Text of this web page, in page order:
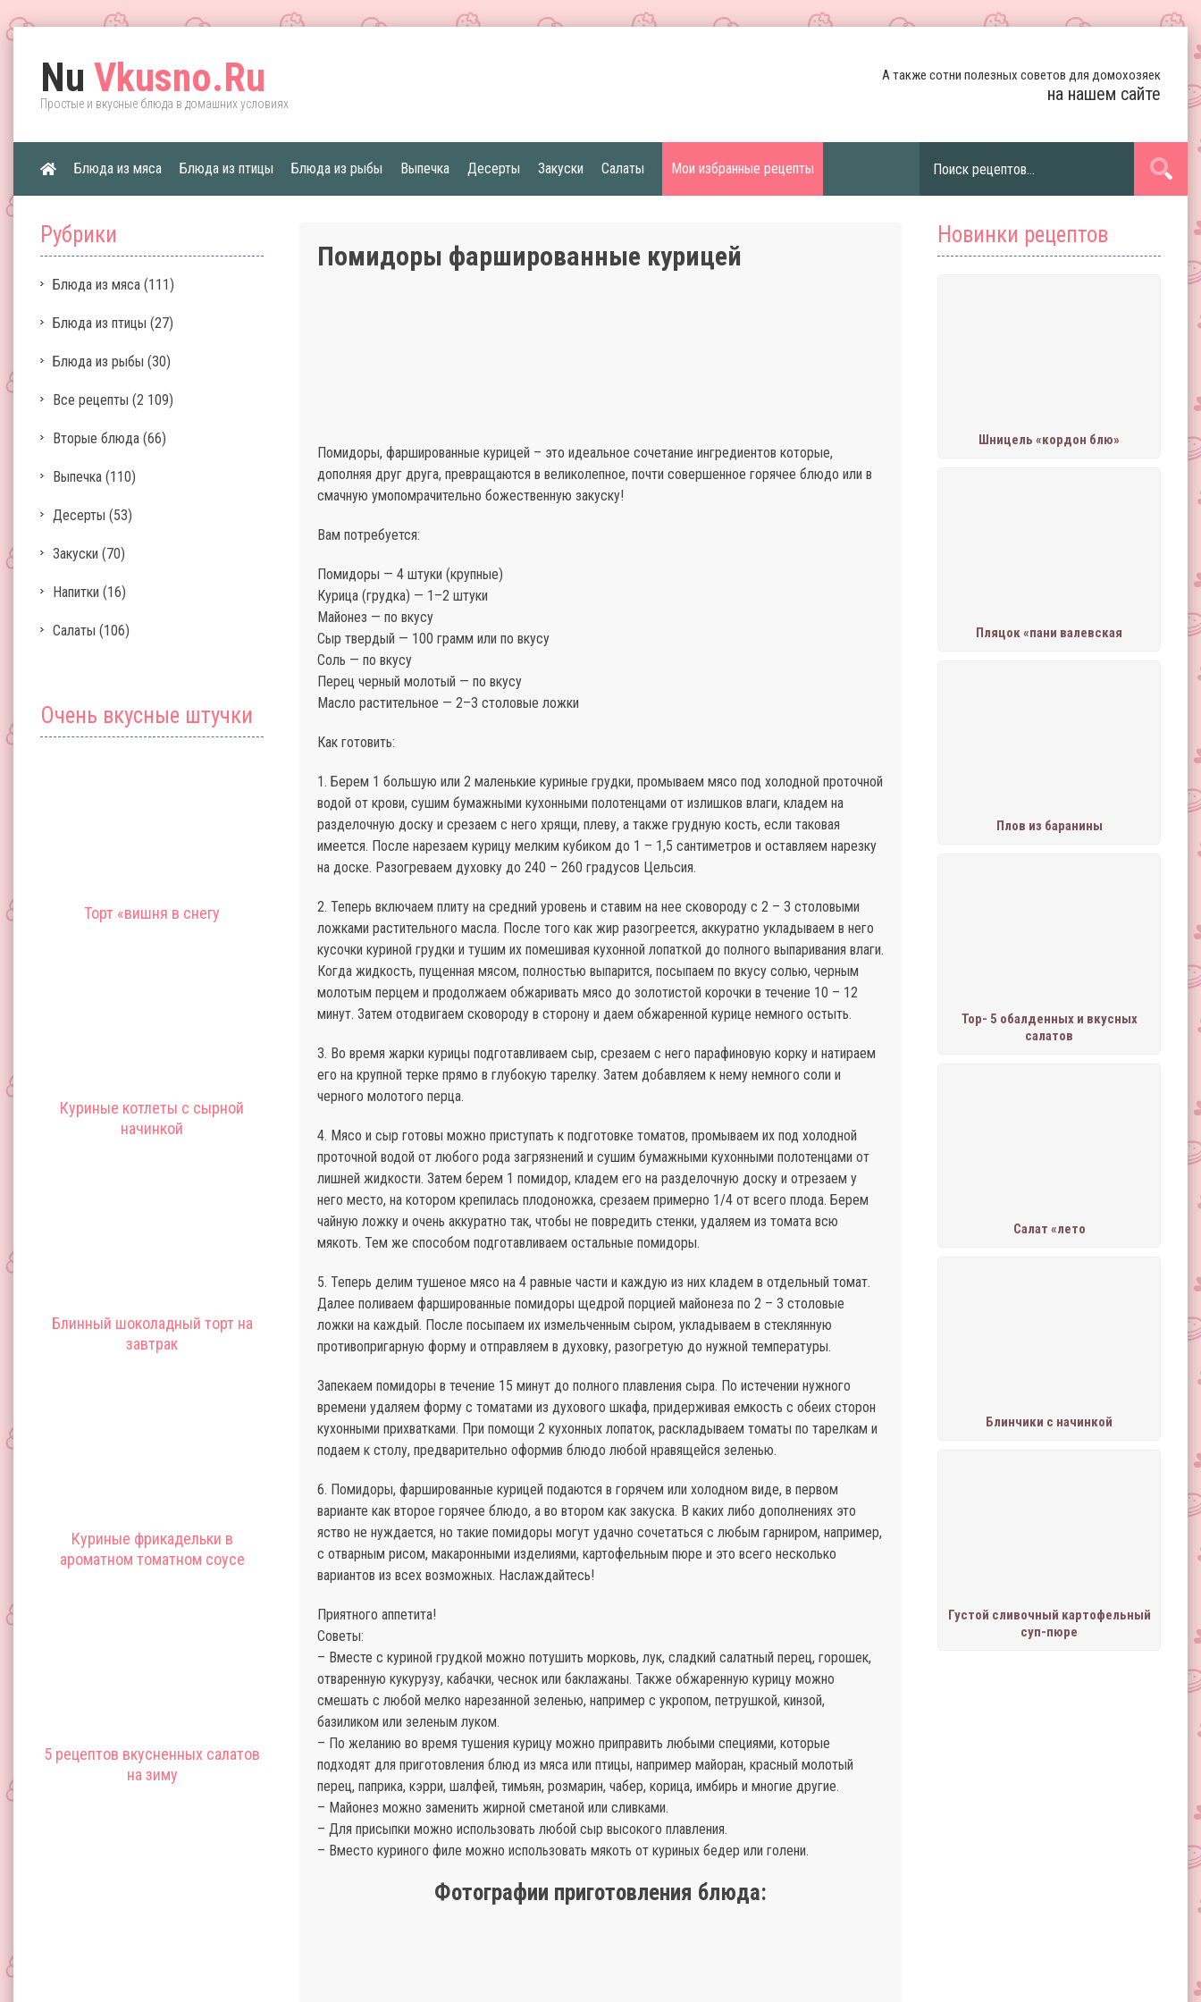
Nu Vkusno.Ru
Простые и вкусные блюда в домашних условиях
А также сотни полезных советов для домохозяек
на нашем сайте
Блюда из мяса Блюда из птицы Блюда из рыбы Выпечка Десерты Закуски Салаты Мои избранные рецепты
Рубрики
Блюда из мяса (111)
Блюда из птицы (27)
Блюда из рыбы (30)
Все рецепты (2 109)
Вторые блюда (66)
Выпечка (110)
Десерты (53)
Закуски (70)
Напитки (16)
Салаты (106)
Очень вкусные штучки
Торт «вишня в снегу
Куриные котлеты с сырной
начинкой
Блинный шоколадный торт на
завтрак
Куриные фрикадельки в
ароматном томатном соусе
5 рецептов вкусненных салатов
на зиму
Новинки рецептов
Шницель «кордон блю»
Пляцок «пани валевская
Плов из баранины
Тор- 5 обалденных и вкусных
салатов
Салат «лето
Блинчики с начинкой
Густой сливочный картофельный
суп-пюре
Помидоры фаршированные курицей
Помидоры, фаршированные курицей – это идеальное сочетание ингредиентов которые,
дополняя друг друга, превращаются в великолепное, почти совершенное горячее блюдо или в
смачную умопомрачительно божественную закуску!
Вам потребуется:
Помидоры — 4 штуки (крупные)
Курица (грудка) — 1–2 штуки
Майонез — по вкусу
Сыр твердый — 100 грамм или по вкусу
Соль — по вкусу
Перец черный молотый — по вкусу
Масло растительное — 2–3 столовые ложки
Как готовить:
1. Берем 1 большую или 2 маленькие куриные грудки, промываем мясо под холодной проточной
водой от крови, сушим бумажными кухонными полотенцами от излишков влаги, кладем на
разделочную доску и срезаем с него хрящи, плеву, а также грудную кость, если таковая
имеется. После нарезаем курицу мелким кубиком до 1 – 1,5 сантиметров и оставляем нарезку
на доске. Разогреваем духовку до 240 – 260 градусов Цельсия.
2. Теперь включаем плиту на средний уровень и ставим на нее сковороду с 2 – 3 столовыми
ложками растительного масла. После того как жир разогреется, аккуратно укладываем в него
кусочки куриной грудки и тушим их помешивая кухонной лопаткой до полного выпаривания влаги.
Когда жидкость, пущенная мясом, полностью выпарится, посыпаем по вкусу солью, черным
молотым перцем и продолжаем обжаривать мясо до золотистой корочки в течение 10 – 12
минут. Затем отодвигаем сковороду в сторону и даем обжаренной курице немного остыть.
3. Во время жарки курицы подготавливаем сыр, срезаем с него парафиновую корку и натираем
его на крупной терке прямо в глубокую тарелку. Затем добавляем к нему немного соли и
черного молотого перца.
4. Мясо и сыр готовы можно приступать к подготовке томатов, промываем их под холодной
проточной водой от любого рода загрязнений и сушим бумажными кухонными полотенцами от
лишней жидкости. Затем берем 1 помидор, кладем его на разделочную доску и отрезаем у
него место, на котором крепилась плодоножка, срезаем примерно 1/4 от всего плода. Берем
чайную ложку и очень аккуратно так, чтобы не повредить стенки, удаляем из томата всю
мякоть. Тем же способом подготавливаем остальные помидоры.
5. Теперь делим тушеное мясо на 4 равные части и каждую из них кладем в отдельный томат.
Далее поливаем фаршированные помидоры щедрой порцией майонеза по 2 – 3 столовые
ложки на каждый. После посыпаем их измельченным сыром, укладываем в стеклянную
противопригарную форму и отправляем в духовку, разогретую до нужной температуры.
Запекаем помидоры в течение 15 минут до полного плавления сыра. По истечении нужного
времени удаляем форму с томатами из духового шкафа, придерживая емкость с обеих сторон
кухонными прихватками. При помощи 2 кухонных лопаток, раскладываем томаты по тарелкам и
подаем к столу, предварительно оформив блюдо любой нравящейся зеленью.
6. Помидоры, фаршированные курицей подаются в горячем или холодном виде, в первом
варианте как второе горячее блюдо, а во втором как закуска. В каких либо дополнениях это
яство не нуждается, но такие помидоры могут удачно сочетаться с любым гарниром, например,
с отварным рисом, макаронными изделиями, картофельным пюре и это всего несколько
вариантов из всех возможных. Наслаждайтесь!
Приятного аппетита!
Советы:
– Вместе с куриной грудкой можно потушить морковь, лук, сладкий салатный перец, горошек,
отваренную кукурузу, кабачки, чеснок или баклажаны. Также обжаренную курицу можно
смешать с любой мелко нарезанной зеленью, например с укропом, петрушкой, кинзой,
базиликом или зеленым луком.
– По желанию во время тушения курицу можно приправить любыми специями, которые
подходят для приготовления блюд из мяса или птицы, например майоран, красный молотый
перец, паприка, кэрри, шалфей, тимьян, розмарин, чабер, корица, имбирь и многие другие.
– Майонез можно заменить жирной сметаной или сливками.
– Для присыпки можно использовать любой сыр высокого плавления.
– Вместо куриного филе можно использовать мякоть от куриных бедер или голени.
Фотографии приготовления блюда: